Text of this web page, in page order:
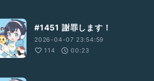
#1451 謝罪します！
2026-04-07 23:54:59
114
00:23